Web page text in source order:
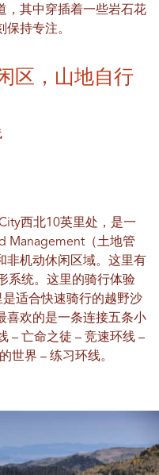
，其中穿插着一些岩石花
保持专注。
区，山地自行
西北10英里处，是一
Management（土地管
非机动休闲区域。这里有
系统。这里的骑行体验
适合快速骑行的越野沙
喜欢的是一条连接五条小
– 亡命之徒 – 竞速环线 –
世界 – 练习环线。